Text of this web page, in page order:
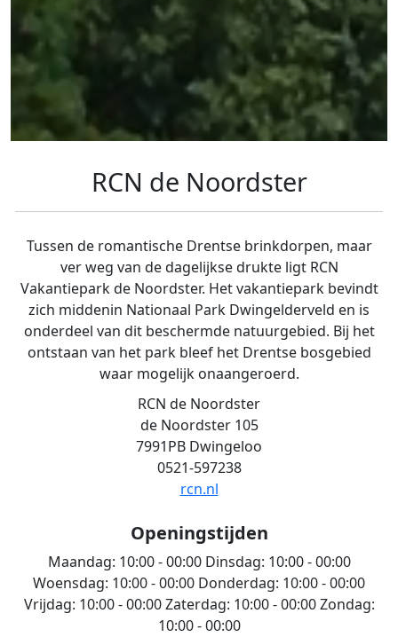
RCN de Noordster
Tussen de romantische Drentse brinkdorpen, maar
ver weg van de dagelijkse drukte ligt RCN
Vakantiepark de Noordster. Het vakantiepark bevindt
zich middenin Nationaal Park Dwingelderveld en is
onderdeel van dit beschermde natuurgebied. Bij het
ontstaan van het park bleef het Drentse bosgebied
waar mogelijk onaangeroerd.
RCN de Noordster
de Noordster 105
7991PB Dwingeloo
0521-597238
rcn.nl
Openingstijden
Maandag: 10:00 - 00:00Dinsdag: 10:00 - 00:00
Woensdag: 10:00 - 00:00 Donderdag: 10:00 - 00:00
Vrijdag: 10:00 - 00:00Zaterdag: 10:00 - 00:00Zondag:
10:00 - 00:00